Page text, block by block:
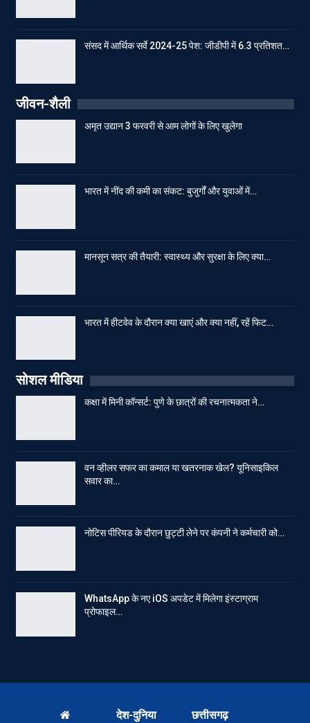
संसद में आर्थिक सर्वे 2024-25 पेश: जीडीपी में 6.3 प्रतिशत…
जीवन-शैली
अमृत उद्यान 3 फरवरी से आम लोगों के लिए खुलेगा
भारत में नींद की कमी का संकट: बुजुर्गों और युवाओं में…
मानसून सत्र की तैयारी: स्वास्थ्य और सुरक्षा के लिए क्या…
भारत में हीटवेव के दौरान क्या खाएं और क्या नहीं, रहें फिट…
सोशल मीडिया
कक्षा में मिनी कॉन्सर्ट: पुणे के छात्रों की रचनात्मकता ने…
वन व्हीलर सफर का कमाल या खतरनाक खेल? यूनिसाइकिल
सवार का…
नोटिस पीरियड के दौरान छुट्टी लेने पर कंपनी ने कर्मचारी को…
WhatsApp के नए iOS अपडेट में मिलेगा इंस्टाग्राम
प्रोफाइल…
देश-दुनिया छत्तीसगढ़